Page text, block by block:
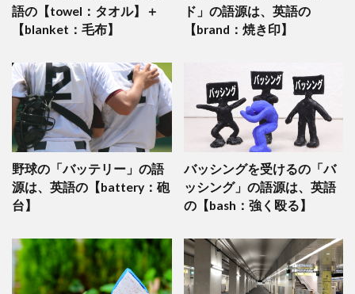
語の【towel：タオル】＋
【blanket：毛布】
ド」の語源は、英語の
【brand：焼き印】
野球の「バッテリー」の語
源は、英語の【battery：砲
台】
バッシングを受けるの「バ
ッシング」の語源は、英語
の【bash：強く殴る】